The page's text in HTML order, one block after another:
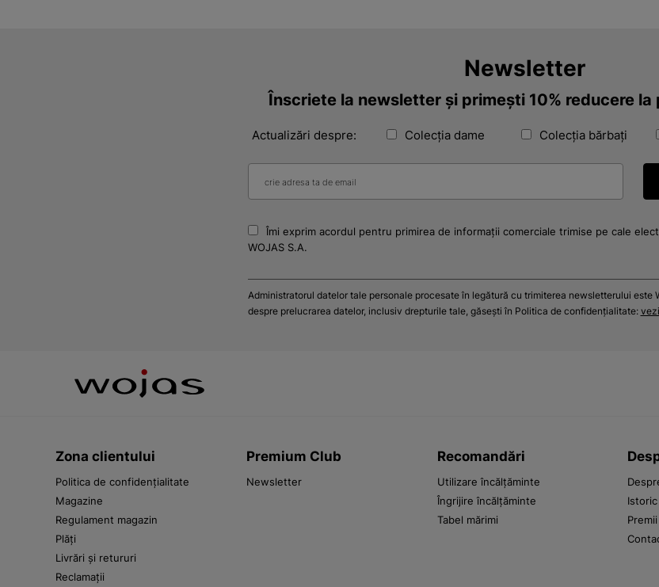
Newsletter
Înscriete la newsletter și primești 10% reducere la
Actualizări despre: Colecția dame Colecția bărbați
Îmi exprim acordul pentru primirea de informații comerciale trimise pe cale
WOJAS S.A.
Administratorul datelor tale personale procesate în legătură cu trimiterea newsletterului este
despre prelucrarea datelor, inclusiv drepturile tale, găsești în Politica de confidențialitate:
Zona clientului
Politica de confidențialitate
Magazine
Regulament magazin
Plăți
Livrări și retururi
Reclamații
Premium Club
Newsletter
Recomandări
Utilizare încălțăminte
Îngrijire încălțăminte
Tabel mărimi
Premii